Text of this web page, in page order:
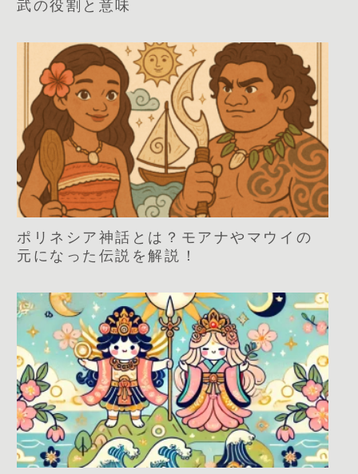
武の役割と意味
ポリネシア神話とは？モアナやマウイの
元になった伝説を解説！